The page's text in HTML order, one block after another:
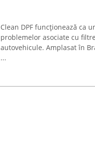
Clean DPF funcționează ca
problemelor asociate cu
autovehicule. Amplasat în
...